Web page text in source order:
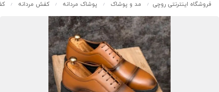
فروشگاه اینترنتی روچی / مد و پوشاک / پوشاک مردانه / کفش مردانه /